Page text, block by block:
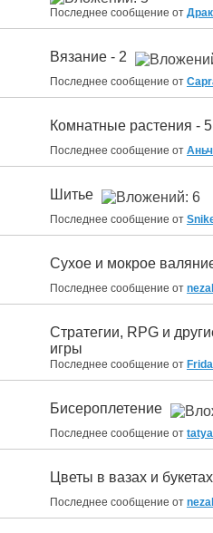
Последнее сообщение от
Вязание - 2
Последнее сообщение от
Комнатные растения - 5
Последнее сообщение от
Шитье
Последнее сообщение от
Сухое и мокрое
Последнее сообщение от
Стратегии, RPG и
игры
Последнее сообщение от Fridа
Бисероплетение
Последнее сообщение от
Цветы в вазах и букетах
Последнее сообщение от